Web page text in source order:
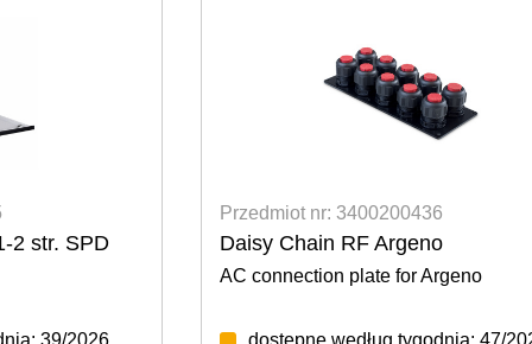
Przedmiot nr: 3400200437
Multi Core RF Argeno
AC connection plate for Argeno